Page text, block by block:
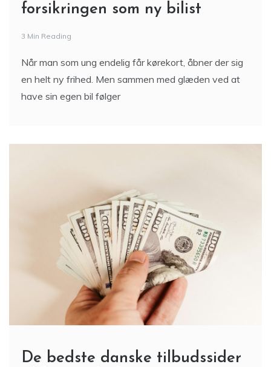
forsikringen som ny bilist
3 Min Reading
Når man som ung endelig får kørekort, åbner der sig
en helt ny frihed. Men sammen med glæden ved at
have sin egen bil følger
De bedste danske tilbudssider